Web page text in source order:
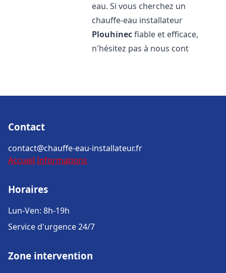
eau. Si vous cherchez un
chauffe-eau installateur
Plouhinecfiable et efficace,
n'hésitez pas à nous cont
Contact
contact@chauffe-eau-installateur.fr
Accueil Informations
Horaires
Lun-Ven: 8h-19h
Service d'urgence 24/7
Zone intervention